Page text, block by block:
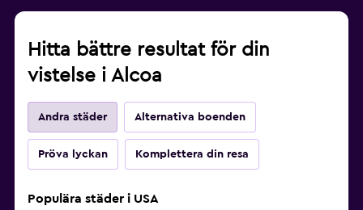
Hitta bättre resultat för din
vistelse i Alcoa
Andra städer Alternativa boenden
Pröva lyckan Komplettera din resa
Populära städer i USA